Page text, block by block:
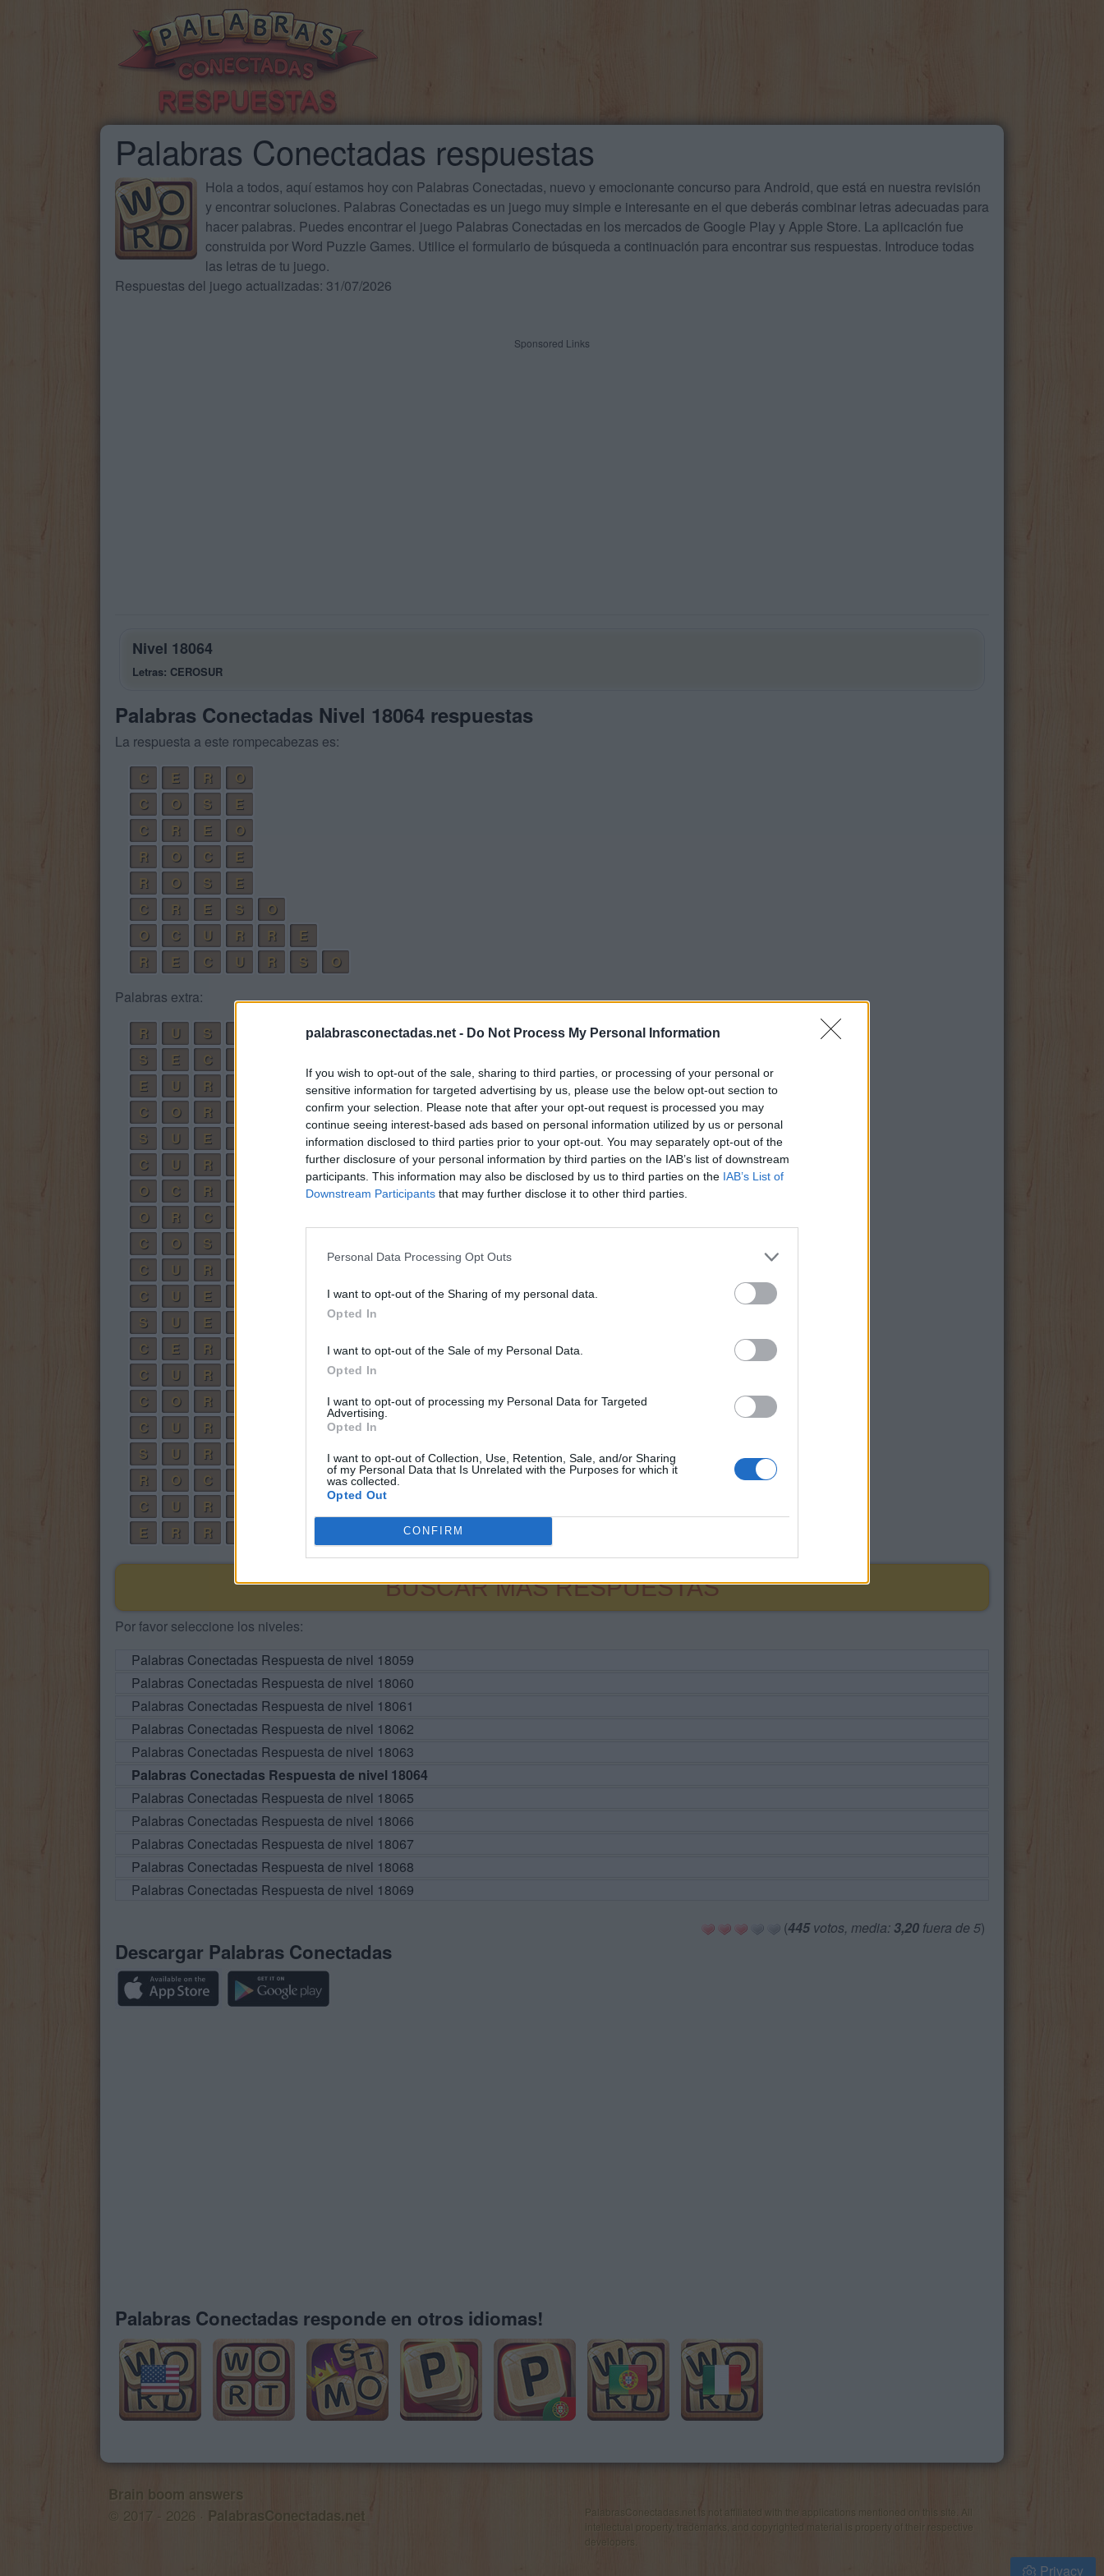
palabrasconectadas.net - Do Not Process My Personal Information
If you wish to opt-out of the sale, sharing to third parties, or processing of your personal or
sensitive information for targeted advertising by us, please use the below opt-out section to
confirm your selection. Please note that after your opt-out request is processed you may
continue seeing interest-based ads based on personal information utilized by us or personal
information disclosed to third parties prior to your opt-out. You may separately opt-out of the
further disclosure of your personal information by third parties on the IAB’s list of downstream
participants. This information may also be disclosed by us to third parties on the IAB’s List of
Downstream Participants that may further disclose it to other third parties.
Personal Data Processing Opt Outs
I want to opt-out of the Sharing of my personal data.
Opted In
I want to opt-out of the Sale of my Personal Data.
Opted In
I want to opt-out of processing my Personal Data for Targeted
Advertising.
Opted In
I want to opt-out of Collection, Use, Retention, Sale, and/or Sharing
of my Personal Data that Is Unrelated with the Purposes for which it
was collected.
Opted Out
CONFIRM
Palabras Conectadas respuestas
Hola a todos, aquí estamos hoy con Palabras Conectadas, nuevo y emocionante concurso para Android, que está en nuestra revisión
y encontrar soluciones. Palabras Conectadas es un juego muy simple e interesante en el que deberás combinar letras adecuadas para
hacer palabras. Puedes encontrar el juego Palabras Conectadas en los mercados de Google Play y Apple Store. La aplicación fue
construida por Word Puzzle Games. Utilice el formulario de búsqueda a continuación para encontrar sus respuestas. Introduce todas
las letras de tu juego.
Respuestas del juego actualizadas: 31/07/2026
Sponsored Links
Nivel 18064
Letras: CEROSUR
Palabras Conectadas Nivel 18064 respuestas
La respuesta a este rompecabezas es:
C
E R
O
C
O S
E
C
R E
O
R
O C
E
R
O S
E
C
R E S
O
O
C U R R
E
R
E C U R S
O
Palabras extra:
R
U S
S
E C
E
U R
C
O R
S
U E
C
U R
O
C R
O
R C
C
O S
C
U R
C
U E
S
U E
C
E R
C
U R
C
O R
C
U R
S
U R
R
O C
C
U R
E
R R
BUSCAR MÁS RESPUESTAS
Por favor seleccione los niveles:
Palabras Conectadas Respuesta de nivel 18059
Palabras Conectadas Respuesta de nivel 18060
Palabras Conectadas Respuesta de nivel 18061
Palabras Conectadas Respuesta de nivel 18062
Palabras Conectadas Respuesta de nivel 18063
Palabras Conectadas Respuesta de nivel 18064
Palabras Conectadas Respuesta de nivel 18065
Palabras Conectadas Respuesta de nivel 18066
Palabras Conectadas Respuesta de nivel 18067
Palabras Conectadas Respuesta de nivel 18068
Palabras Conectadas Respuesta de nivel 18069
(445votos, media: 3,20 fuera de 5)
Descargar Palabras Conectadas
Palabras Conectadas responde en otros idiomas!
Brain boom answers
© 2017 - 2026 · PalabrasConectadas.net
PalabrasConectadas.net is not affiliated with the applications mentioned on this site. All
intellectual property, trademarks, and copyrighted material is property of their respective
Privacy